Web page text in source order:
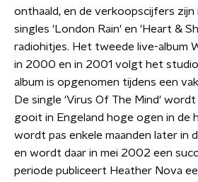
onthaald, en de verkoopscijfers zijn
singles 'London Rain' en 'Heart &
radiohitjes. Het tweede live-album
in 2000 en in 2001 volgt het
album is opgenomen tijdens een
De single 'Virus Of The Mind'
gooit in Engeland hoge ogen in de
wordt pas enkele maanden later in
en wordt daar in mei 2002 een
periode publiceert Heather Nova